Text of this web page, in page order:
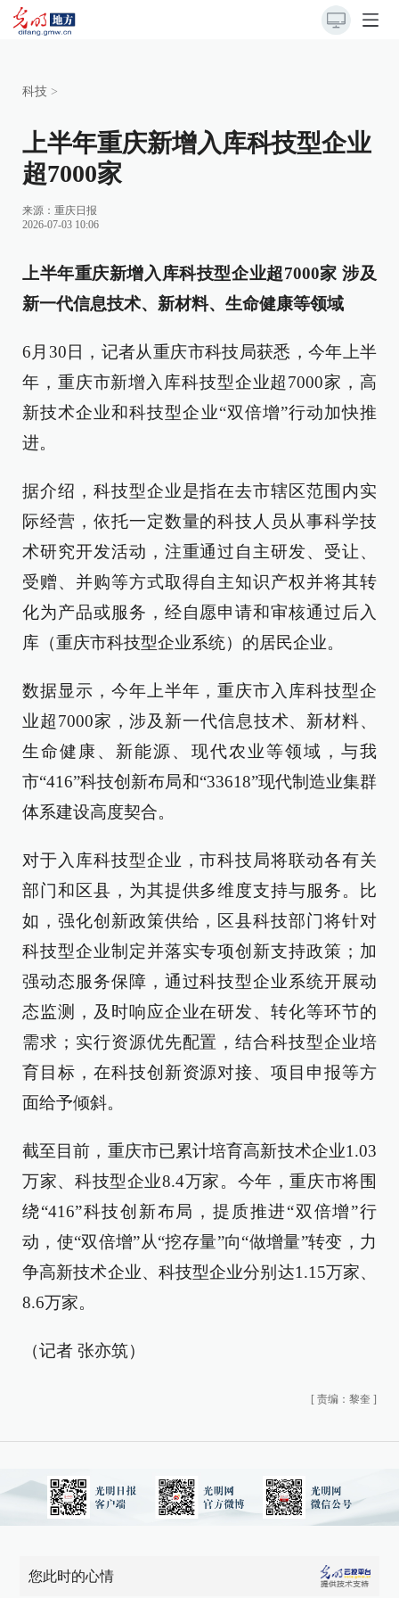
科技 >
上半年重庆新增入库科技型企业
超7000家
来源： 重庆日报
2026-07-03 10:06
上半年重庆新增入库科技型企业超7000家 涉及
新一代信息技术、新材料、生命健康等领域
6月30日，记者从重庆市科技局获悉，今年上半
年，重庆市新增入库科技型企业超7000家，高
新技术企业和科技型企业“双倍增”行动加快推
进。
据介绍，科技型企业是指在去市辖区范围内实
际经营，依托一定数量的科技人员从事科学技
术研究开发活动，注重通过自主研发、受让、
受赠、并购等方式取得自主知识产权并将其转
化为产品或服务，经自愿申请和审核通过后入
库（重庆市科技型企业系统）的居民企业。
数据显示，今年上半年，重庆市入库科技型企
业超7000家，涉及新一代信息技术、新材料、
生命健康、新能源、现代农业等领域，与我
市“416”科技创新布局和“33618”现代制造业集群
体系建设高度契合。
对于入库科技型企业，市科技局将联动各有关
部门和区县，为其提供多维度支持与服务。比
如，强化创新政策供给，区县科技部门将针对
科技型企业制定并落实专项创新支持政策；加
强动态服务保障，通过科技型企业系统开展动
态监测，及时响应企业在研发、转化等环节的
需求；实行资源优先配置，结合科技型企业培
育目标，在科技创新资源对接、项目申报等方
面给予倾斜。
截至目前，重庆市已累计培育高新技术企业1.03
万家、科技型企业8.4万家。今年，重庆市将围
绕“416”科技创新布局，提质推进“双倍增”行
动，使“双倍增”从“挖存量”向“做增量”转变，力
争高新技术企业、科技型企业分别达1.15万家、
8.6万家。
（记者 张亦筑）
[ 责编：黎奎 ]
您此时的心情